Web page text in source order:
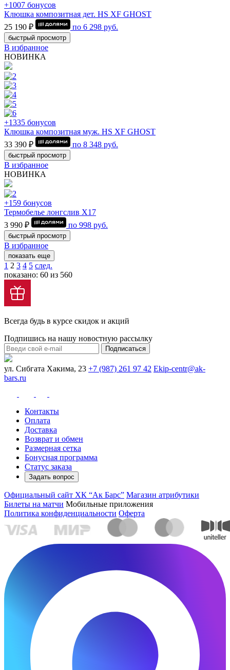
+1007 бонусов
Клюшка композитная дет. HS XF GHOST
25 190 ₽
по 6 298 руб.
быстрый просмотр
В избранное
НОВИНКА
+1335 бонусов
Клюшка композитная муж. HS XF GHOST
33 390 ₽
по 8 348 руб.
быстрый просмотр
В избранное
НОВИНКА
+159 бонусов
Термобелье лонгслив Х17
3 990 ₽
по 998 руб.
быстрый просмотр
В избранное
показать еще
1 2 3 4 5 след.
показано: 60 из 560
Всегда будь в курсе скидок и акций
Подпишись на нашу новостную рассылку
Подписаться
ул. Сибгата Хакима, 23 +7 (987) 261 97 42 Ekip-centr@ak-
bars.ru
Контакты
Оплата
Доставка
Возврат и обмен
Размерная сетка
Бонусная программа
Статус заказа
Задать вопрос
Официальный сайт ХК “Ак Барс” Магазин атрибутики
Билеты на матчи Мобильные приложения
Политика конфиденциальности Оферта